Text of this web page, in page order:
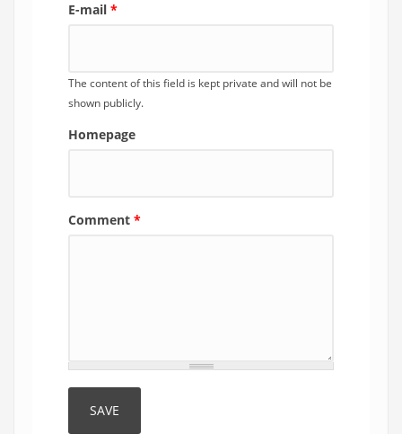
E-mail *
The content of this field is kept private and will not be
shown publicly.
Homepage
Comment *